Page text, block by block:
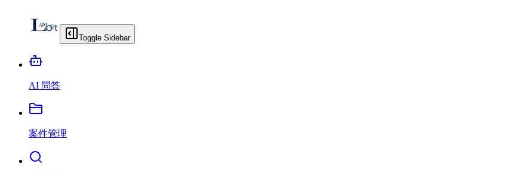
Toggle Sidebar
AI 問答
案件管理